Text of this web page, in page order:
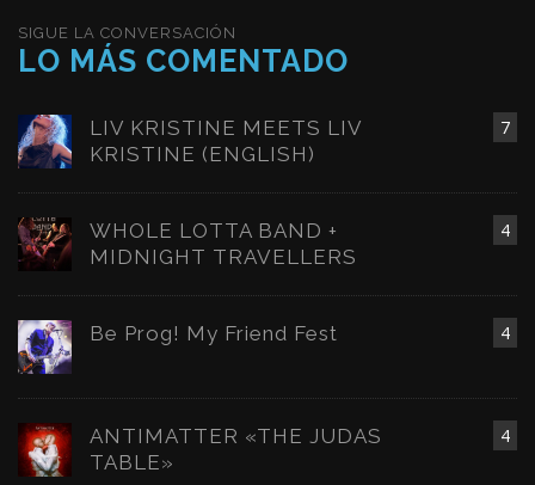
SIGUE LA CONVERSACIÓN
LO MÁS COMENTADO
7
LIV KRISTINE MEETS LIV
KRISTINE (ENGLISH)
4
WHOLE LOTTA BAND +
MIDNIGHT TRAVELLERS
4
Be Prog! My Friend Fest
4
ANTIMATTER «THE JUDAS
TABLE»